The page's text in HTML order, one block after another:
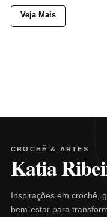
Veja Mais
CROCHÊ & ARTES
Katia
Inspirações em crochê,
bem-estar para